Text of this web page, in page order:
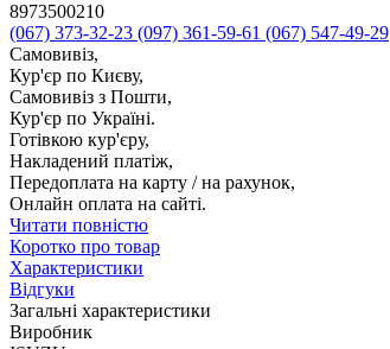
8973500210
(067) 373-32-23 (097) 361-59-61 (067) 547-49-29
Самовивіз,
Кур'єр по Києву,
Самовивіз з Пошти,
Кур'єр по Україні.
Готівкою кур'єру,
Накладений платіж,
Передоплата на карту / на рахунок,
Онлайн оплата на сайті.
Читати повністю
Коротко про товар
Характеристики
Відгуки
Загальні характеристики
Виробник